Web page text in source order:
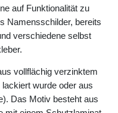
auf Funktionalität zu
Namensschilder, bereits
verschiedene selbst
vollflächig verzinktem
wurde oder aus
Das Motiv besteht aus